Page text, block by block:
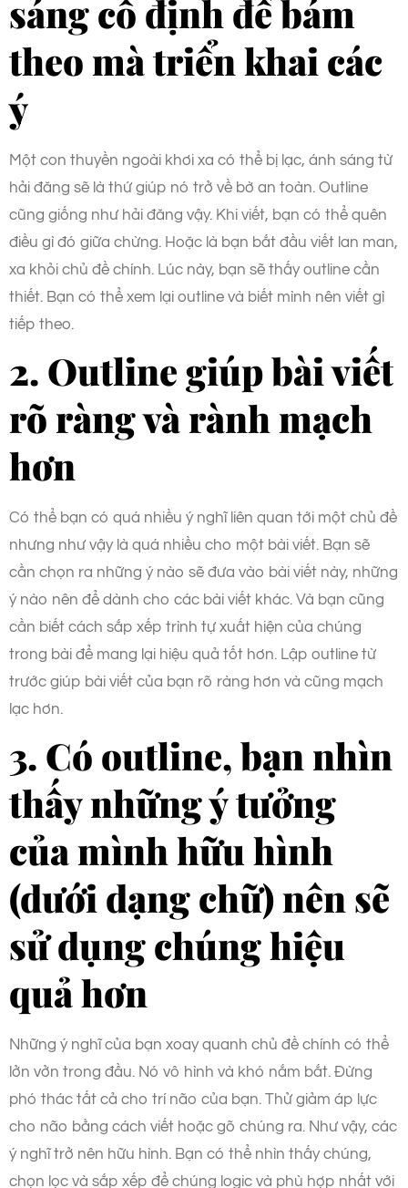
sáng cố định để bám
theo mà triển khai các
ý
Một con thuyền ngoài khơi xa có thể bị lạc, ánh sáng từ
hải đăng sẽ là thứ giúp nó trở về bờ an toàn. Outline
cũng giống như hải đăng vậy. Khi viết, bạn có thể quên
điều gì đó giữa chừng. Hoặc là bạn bắt đầu viết lan man,
xa khỏi chủ đề chính. Lúc này, bạn sẽ thấy outline cần
thiết. Bạn có thể xem lại outline và biết mình nên viết gì
tiếp theo.
2. Outline giúp bài viết
rõ ràng và rành mạch
hơn
Có thể bạn có quá nhiều ý nghĩ liên quan tới một chủ đề
nhưng như vậy là quá nhiều cho một bài viết. Bạn sẽ
cần chọn ra những ý nào sẽ đưa vào bài viết này, những
ý nào nên để dành cho các bài viết khác. Và bạn cũng
cần biết cách sắp xếp trình tự xuất hiện của chúng
trong bài để mang lại hiệu quả tốt hơn. Lập outline từ
trước giúp bài viết của bạn rõ ràng hơn và cũng mạch
lạc hơn.
3. Có outline, bạn nhìn
thấy những ý tưởng
của mình hữu hình
(dưới dạng chữ) nên sẽ
sử dụng chúng hiệu
quả hơn
Những ý nghĩ của bạn xoay quanh chủ đề chính có thể
lởn vởn trong đầu. Nó vô hình và khó nắm bắt. Đừng
phó thác tất cả cho trí não của bạn. Thử giảm áp lực
cho não bằng cách viết hoặc gõ chúng ra. Như vậy, các
ý nghĩ trở nên hữu hình. Bạn có thể nhìn thấy chúng,
chọn lọc và sắp xếp để chúng logic và phù hợp nhất với